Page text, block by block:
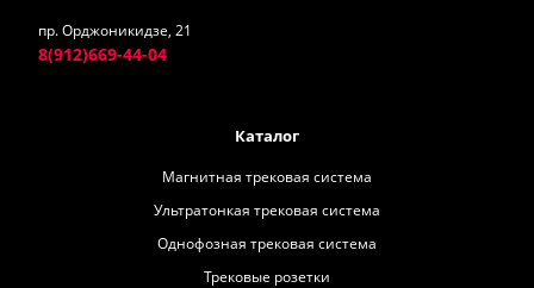
пр. Орджоникидзе, 21
8(912)669-44-04
Каталог
Магнитная трековая система
Ультратонкая трековая система
Однофозная трековая система
Трековые розетки